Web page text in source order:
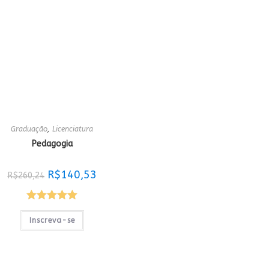
Graduação, Licenciatura
Pedagogia
R$260,24 O
preço
original
era:
R$140,53
Avaliação
5.00de 5
Inscreva-se